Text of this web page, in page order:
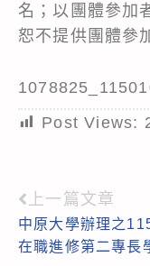
名；以團體參加
恕不提供團體參
Post Views:
Read
more
上一篇文章
中原大學辦理之
在職進修第二專長